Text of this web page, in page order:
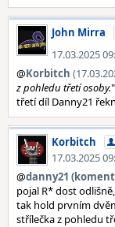
John Mirra
17.03.2025
@Korbitch
z pohledu třetí osoby.
třetí díl Danny21
Korbitch
17.03.2025
@danny21
pojal R* dost
tak hold prvním
střílečka z pohledu